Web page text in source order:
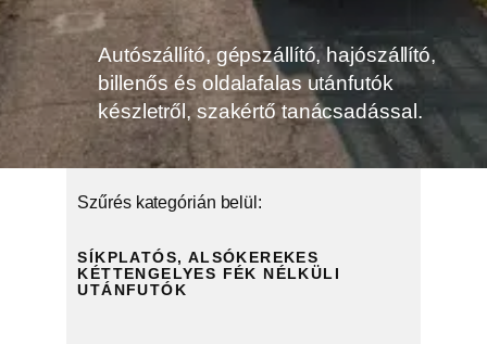
Autószállító, gépszállító, hajószállító,
billenős és oldalafalas utánfutók
készletről, szakértő tanácsadással.
Szűrés kategórián belül:
SÍKPLATÓS, ALSÓKEREKES
KÉTTENGELYES FÉK NÉLKÜLI
UTÁNFUTÓK